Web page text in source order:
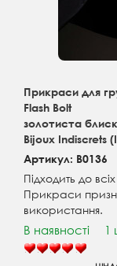
Прикраси для
Flash Bolt
золотиста
Bijoux Indiscrets
Артикул: B0136
Підходить до
Прикраси
використання.
В наявності 1